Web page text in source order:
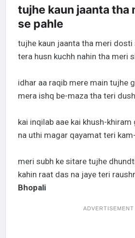
tujhe kaun jaanta tha
se pahle
tujhe kaun jaanta tha meri dosti
tera husn kuchh nahin tha meri
idhar aa raqib mere main tujhe
mera ishq be-maza tha teri
kai inqilab aae kai khush-khiram
na uthi magar qayamat teri
meri subh ke sitare tujhe
kahin raat das na jaye teri
Bhopali
ADVERTISEMENT